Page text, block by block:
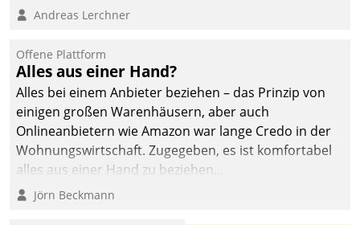
Andreas Lerchner
Offene Plattform
Alles aus einer Hand?
Alles bei einem Anbieter beziehen – das Prinzip von
einigen großen Warenhäusern, aber auch
Onlineanbietern wie Amazon war lange Credo in der
Wohnungswirtschaft. Zugegeben, es ist komfortabel
alles aus einer Hand zu beziehen...
Jörn Beckmann